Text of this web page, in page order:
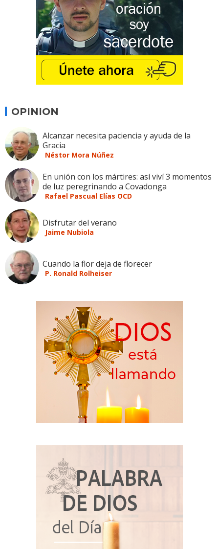
OPINION
Alcanzar necesita paciencia y ayuda de la
Gracia
Néstor Mora Núñez
En unión con los mártires: así viví 3 momentos
de luz peregrinando a Covadonga
Rafael Pascual Elías OCD
Disfrutar del verano
Jaime Nubiola
Cuando la flor deja de florecer
P. Ronald Rolheiser